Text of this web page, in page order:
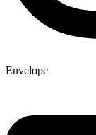
Envelope